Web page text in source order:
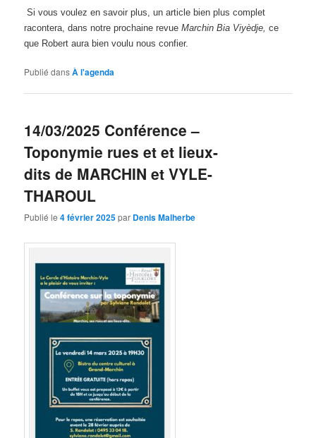
Si vous voulez en savoir plus, un article bien plus complet
racontera, dans notre prochaine revueMarchin Bia Viyèdje,ce
que Robert aura bien voulu nous confier.
Publié dansÀ l'agenda
14/03/2025 Conférence –
Toponymie rues et et lieux-
dits de MARCHIN et VYLE-
THAROUL
Publié le4 février 2025par Denis Malherbe